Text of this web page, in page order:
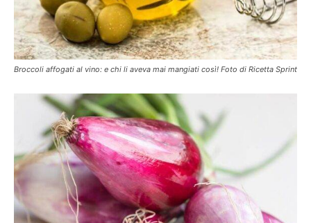
Broccoli affogati al vino: e chi li aveva mai mangiati così! Foto di Ricetta Sprint